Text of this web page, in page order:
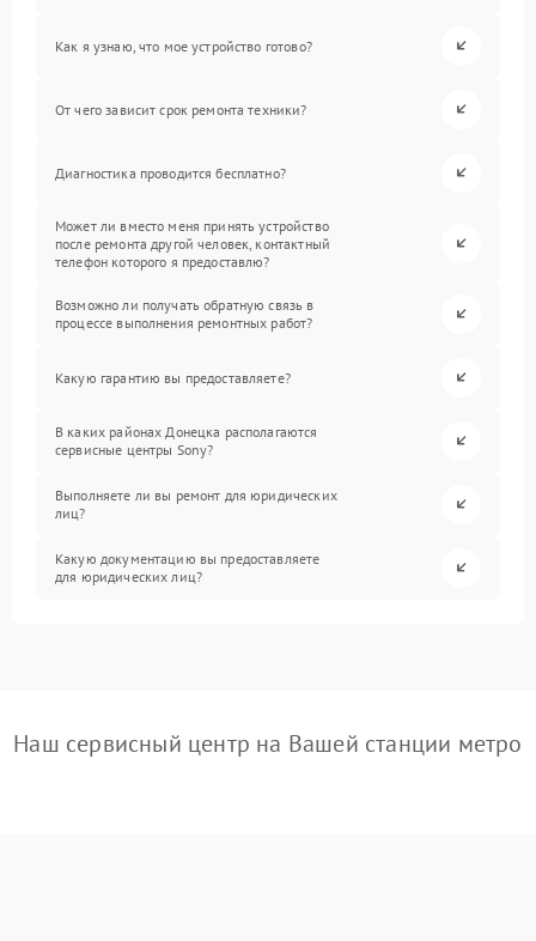
Как я узнаю, что мое устройство готово?
От чего зависит срок ремонта техники?
Диагностика проводится бесплатно?
Может ли вместо меня принять устройство
после ремонта другой человек, контактный
телефон которого я предоставлю?
Возможно ли получать обратную связь в
процессе выполнения ремонтных работ?
Какую гарантию вы предоставляете?
В каких районах Донецка располагаются
сервисные центры Sony?
Выполняете ли вы ремонт для юридических
лиц?
Какую документацию вы предоставляете
для юридических лиц?
Наш сервисный центр на Вашей станции метро